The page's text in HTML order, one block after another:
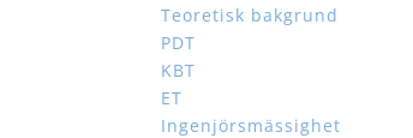
Teoretisk bakgrund
PDT
KBT
ET
Ingenjörsmässighet